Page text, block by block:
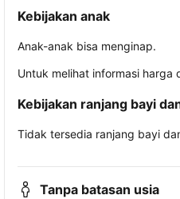
Kebijakan anak
Anak-anak bisa menginap.
Untuk melihat informasi
Kebijakan ranjang bayi
Tidak tersedia ranjang bayi
Tanpa batasan usia